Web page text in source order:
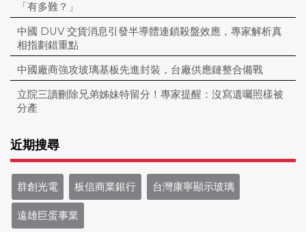
「有多難？」
中國 DUV 交貨消息引發半導體連鎖殺盤效應，專家解析真
相指劃錯重點
中國廠商強攻玻璃基板先進封裝，台廠供應鏈整合備戰
立院三讀刪除兄弟姊妹特留分！專家提醒：沒寫遺囑照樣被
分產
近期搜尋
群創光電 板信商業銀行 台灣康寧顯示玻璃
遠雄巨蛋事業